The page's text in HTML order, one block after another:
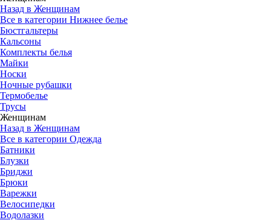
Назад в Женщинам
Все в категории Нижнее белье
Бюстгальтеры
Кальсоны
Комплекты белья
Майки
Носки
Ночные рубашки
Термобелье
Трусы
Женщинам
Назад в Женщинам
Все в категории Одежда
Батники
Блузки
Бриджи
Брюки
Варежки
Велосипедки
Водолазки